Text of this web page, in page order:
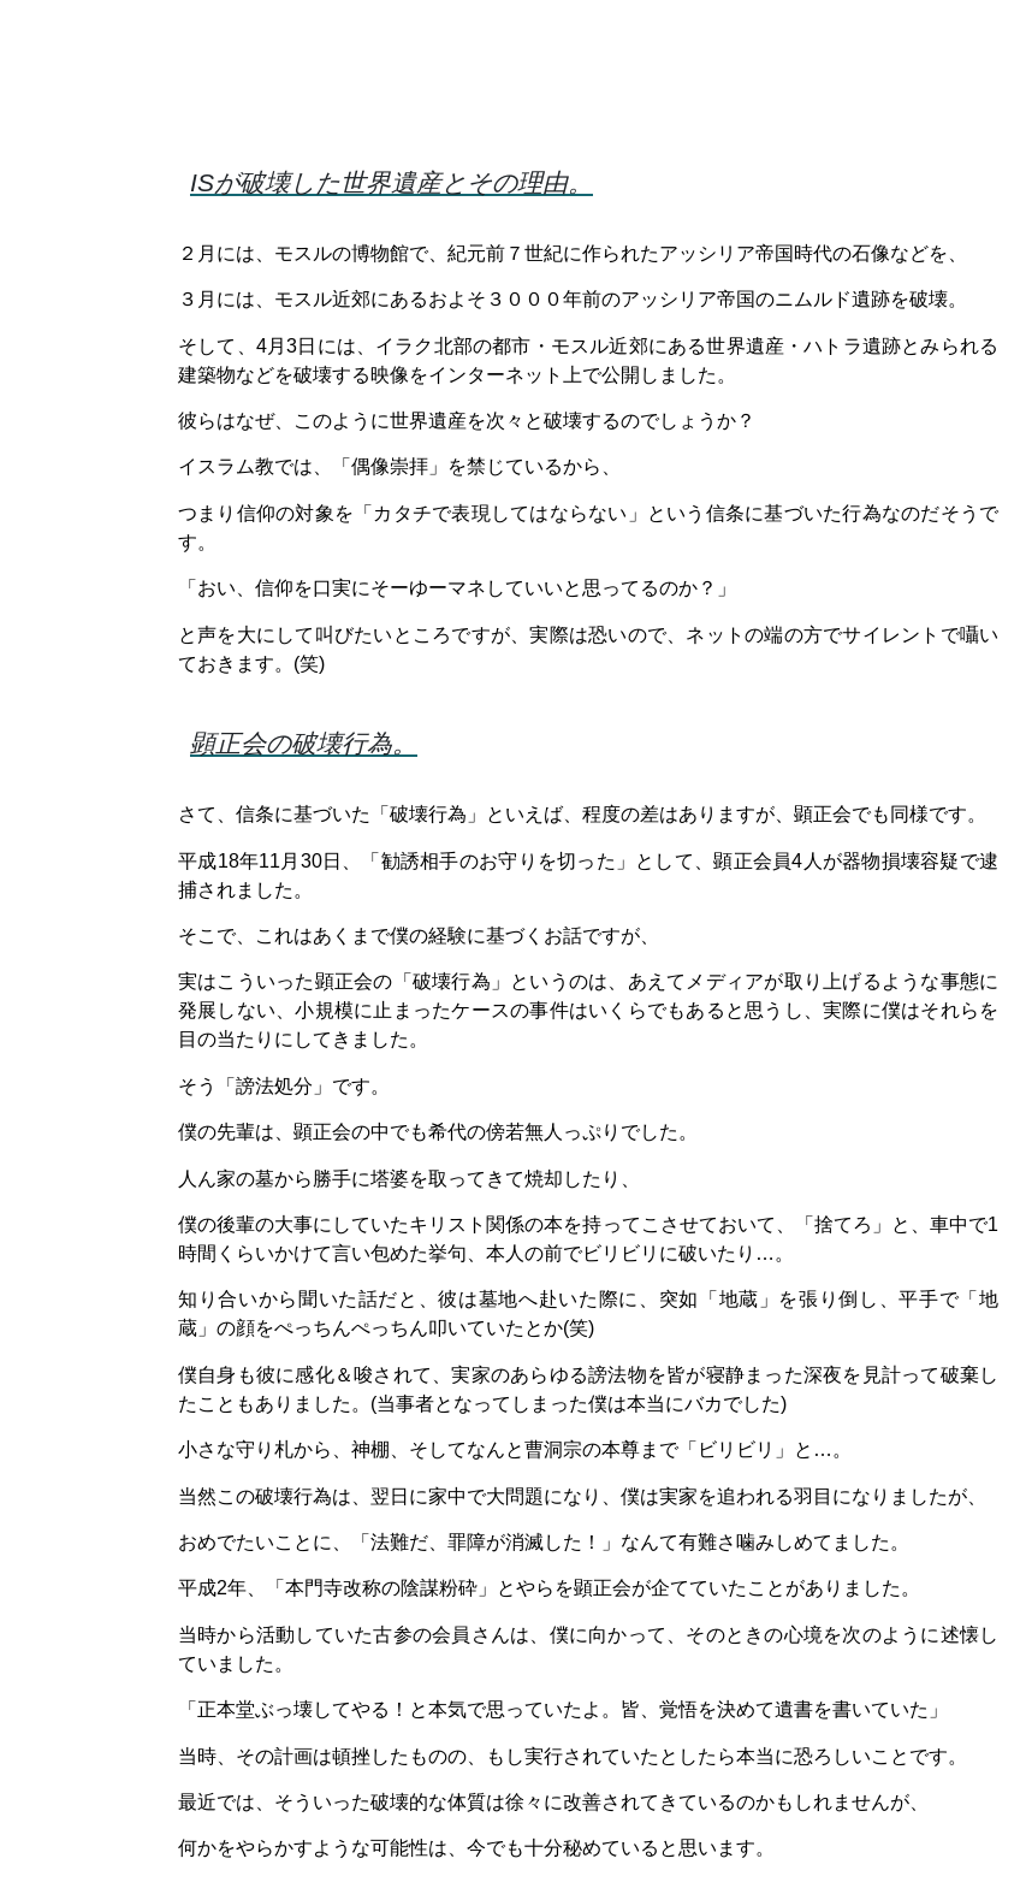
ISが破壊した世界遺産とその理由。
２月には、モスルの博物館で、紀元前７世紀に作られたアッシリア帝国時代の石像などを、
３月には、モスル近郊にあるおよそ３０００年前のアッシリア帝国のニムルド遺跡を破壊。
そして、4月3日には、イラク北部の都市・モスル近郊にある世界遺産・ハトラ遺跡とみられる
建築物などを破壊する映像をインターネット上で公開しました。
彼らはなぜ、このように世界遺産を次々と破壊するのでしょうか？
イスラム教では、「偶像崇拝」を禁じているから、
つまり信仰の対象を「カタチで表現してはならない」という信条に基づいた行為なのだそうで
す。
「おい、信仰を口実にそーゆーマネしていいと思ってるのか？」
と声を大にして叫びたいところですが、実際は恐いので、ネットの端の方でサイレントで囁い
ておきます。(笑)
顕正会の破壊行為。
さて、信条に基づいた「破壊行為」といえば、程度の差はありますが、顕正会でも同様です。
平成18年11月30日、「勧誘相手のお守りを切った」として、顕正会員4人が器物損壊容疑で逮
捕されました。
そこで、これはあくまで僕の経験に基づくお話ですが、
実はこういった顕正会の「破壊行為」というのは、あえてメディアが取り上げるような事態に
発展しない、小規模に止まったケースの事件はいくらでもあると思うし、実際に僕はそれらを
目の当たりにしてきました。
そう「謗法処分」です。
僕の先輩は、顕正会の中でも希代の傍若無人っぷりでした。
人ん家の墓から勝手に塔婆を取ってきて焼却したり、
僕の後輩の大事にしていたキリスト関係の本を持ってこさせておいて、「捨てろ」と、車中で1
時間くらいかけて言い包めた挙句、本人の前でビリビリに破いたり…。
知り合いから聞いた話だと、彼は墓地へ赴いた際に、突如「地蔵」を張り倒し、平手で「地
蔵」の顔をぺっちんぺっちん叩いていたとか(笑)
僕自身も彼に感化＆唆されて、実家のあらゆる謗法物を皆が寝静まった深夜を見計って破棄し
たこともありました。(当事者となってしまった僕は本当にバカでした)
小さな守り札から、神棚、そしてなんと曹洞宗の本尊まで「ビリビリ」と…。
当然この破壊行為は、翌日に家中で大問題になり、僕は実家を追われる羽目になりましたが、
おめでたいことに、「法難だ、罪障が消滅した！」なんて有難さ噛みしめてました。
平成2年、「本門寺改称の陰謀粉砕」とやらを顕正会が企てていたことがありました。
当時から活動していた古参の会員さんは、僕に向かって、そのときの心境を次のように述懐し
ていました。
「正本堂ぶっ壊してやる！と本気で思っていたよ。皆、覚悟を決めて遺書を書いていた」
当時、その計画は頓挫したものの、もし実行されていたとしたら本当に恐ろしいことです。
最近では、そういった破壊的な体質は徐々に改善されてきているのかもしれませんが、
何かをやらかすような可能性は、今でも十分秘めていると思います。